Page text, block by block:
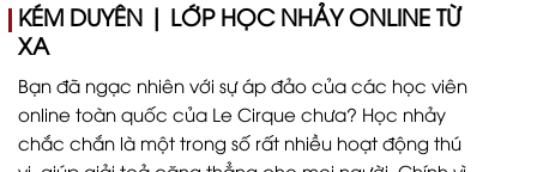
KÉM DUYÊN | LỚP HỌC NHẢY ONLINE TỪ
XA
Bạn đã ngạc nhiên với sự áp đảo của các học viên
online toàn quốc của Le Cirque chưa? Học nhảy
chắc chắn là một trong số rất nhiều hoạt động thú